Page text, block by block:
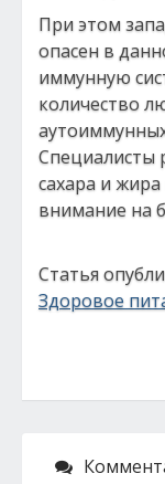
При этом
опасен в
иммунную
количество
Специалисты
сахара и
внимание на
Статья
Здоровое